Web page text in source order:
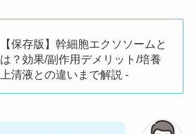
【保存版】幹細胞エクソソームと
は？効果/副作用デメリット/培養
上清液との違いまで解説 -